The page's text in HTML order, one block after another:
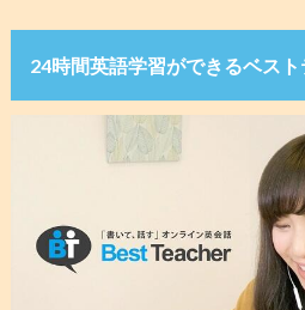
24時間英語学習ができるベス